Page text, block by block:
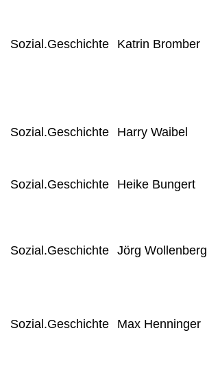
Sozial.Geschichte Katrin Bromber
Sozial.Geschichte Harry Waibel
Sozial.Geschichte Heike Bungert
Sozial.Geschichte Jörg Wollenberg
Sozial.Geschichte Max Henninger